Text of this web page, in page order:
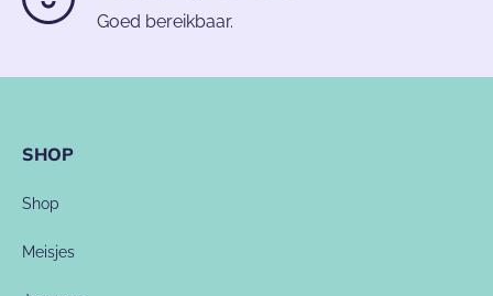
Goed bereikbaar.
SHOP
Shop
Meisjes